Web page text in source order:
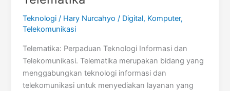
Teknologi / Hary Nurcahyo/ Digital, Komputer,
Telekomunikasi
Telematika: Perpaduan Teknologi Informasi dan
Telekomunikasi. Telematika merupakan bidang yang
menggabungkan teknologi informasi dan
telekomunikasi untuk menyediakan layanan yang